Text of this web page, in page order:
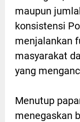
maupun
konsistensi
menjalankan
masyarakat
yang
Menutup
menegaskan